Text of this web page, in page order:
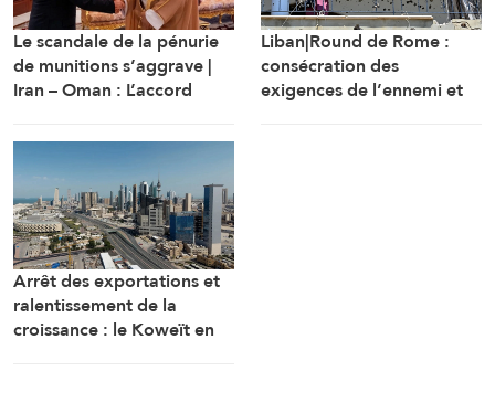
Le scandale de la pénurie
de munitions s’aggrave |
Iran – Oman : L’accord
Liban|Round de Rome :
consécration des
exigences de l’ennemi et
Arrêt des exportations et
ralentissement de la
croissance : le Koweït en